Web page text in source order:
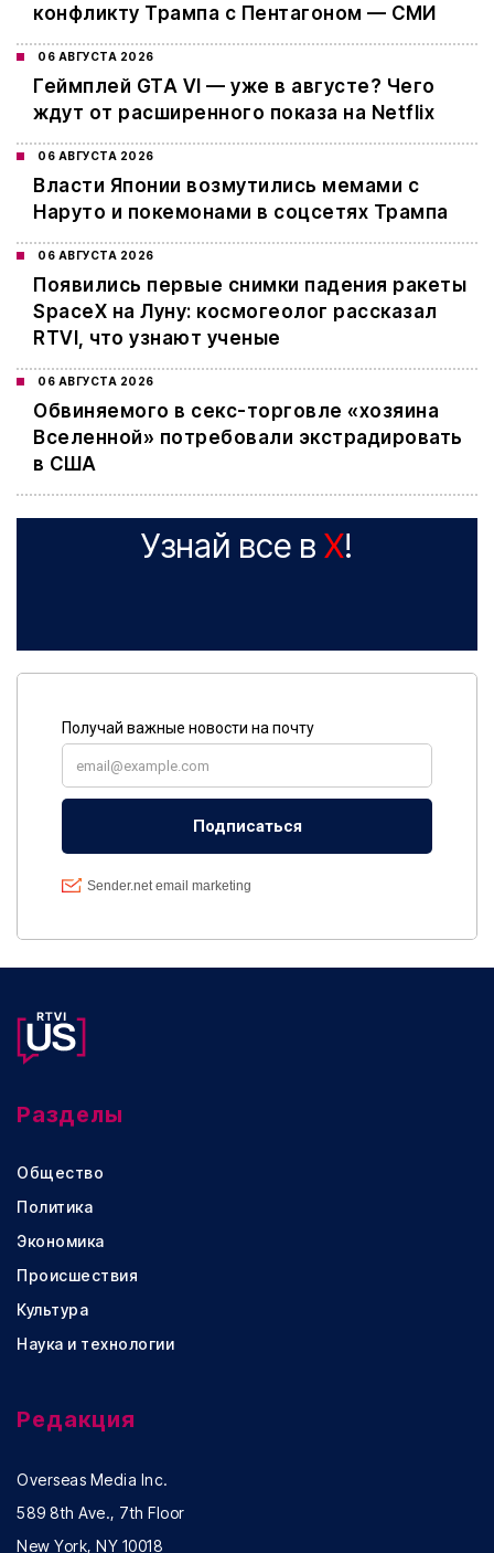
конфликту Трампа с Пентагоном — СМИ
06 АВГУСТА 2026
Геймплей GTA VI — уже в августе? Чего
ждут от расширенного показа на Netflix
06 АВГУСТА 2026
Власти Японии возмутились мемами с
Наруто и покемонами в соцсетях Трампа
06 АВГУСТА 2026
Появились первые снимки падения ракеты
SpaceX на Луну: космогеолог рассказал
RTVI, что узнают ученые
06 АВГУСТА 2026
Обвиняемого в секс-торговле «хозяина
Вселенной» потребовали экстрадировать
в США
Узнай все в X!
Разделы
Общество
Политика
Экономика
Происшествия
Культура
Наука и технологии
Редакция
Overseas Media Inc.
589 8th Ave., 7th Floor
New York, NY 10018